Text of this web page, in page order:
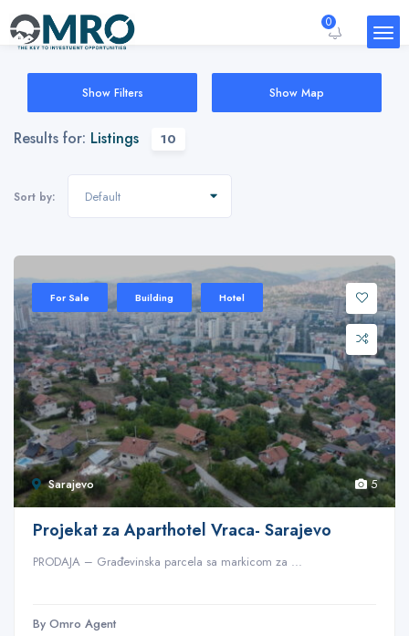
0
Show Filters Show Map
Results for: Listings 10
Sort by: Default
Sarajevo
For Sale Building Hotel
5
Projekat za Aparthotel Vraca- Sarajevo
PRODAJA – Građevinska parcela sa markicom za ...
By Omro Agent